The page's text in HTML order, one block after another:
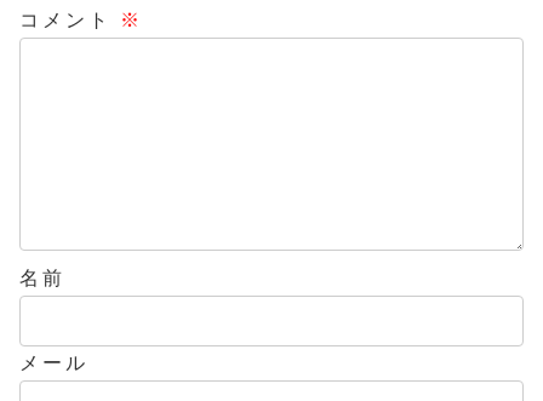
コメント
※
名前
メール